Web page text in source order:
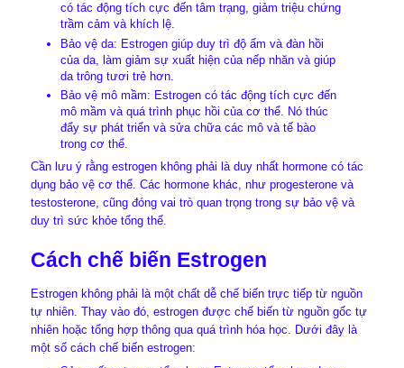
có tác động tích cực đến tâm trạng, giảm triệu chứng
trầm cảm và khích lệ.
Bảo vệ da: Estrogen giúp duy trì độ ẩm và đàn hồi
của da, làm giảm sự xuất hiện của nếp nhăn và giúp
da trông tươi trẻ hơn.
Bảo vệ mô mầm: Estrogen có tác động tích cực đến
mô mầm và quá trình phục hồi của cơ thể. Nó thúc
đẩy sự phát triển và sửa chữa các mô và tế bào
trong cơ thể.
Cần lưu ý rằng estrogen không phải là duy nhất hormone có tác
dụng bảo vệ cơ thể. Các hormone khác, như progesterone và
testosterone, cũng đóng vai trò quan trọng trong sự bảo vệ và
duy trì sức khỏe tổng thể.
Cách chế biến Estrogen
Estrogen không phải là một chất dễ chế biến trực tiếp từ nguồn
tự nhiên. Thay vào đó, estrogen được chế biến từ nguồn gốc tự
nhiên hoặc tổng hợp thông qua quá trình hóa học. Dưới đây là
một số cách chế biến estrogen: